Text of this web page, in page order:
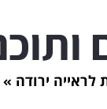
לראייה ירודה